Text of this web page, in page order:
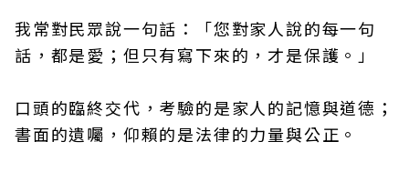
我常對民眾說一句話：「您對家人說的每一句
話，都是愛；但只有寫下來的，才是保護。」
口頭的臨終交代，考驗的是家人的記憶與道德；
書面的遺囑，仰賴的是法律的力量與公正。